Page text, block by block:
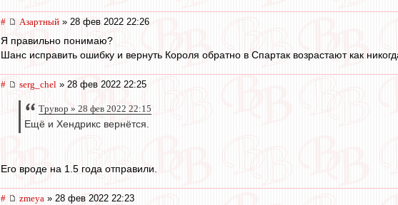
# Азартный » 28 фев 2022 22:26
Я правильно понимаю?
Шанс исправить ошибку и вернуть Короля обратно в Спартак возрастают как
# serg_chel » 28 фев 2022 22:25
Трувор » 28 фев 2022 22:15
Ещё и Хендрикс вернётся.
Его вроде на 1.5 года отправили.
# zmeya » 28 фев 2022 22:23